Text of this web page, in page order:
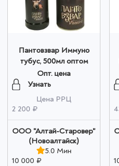
Пантовзвар Иммуно
тубус, 500мл оптом
Опт. цена
Узнать
Цена РРЦ
2 200 ₽
ООО "Алтай-Старовер"
(Новоалтайск)
5.0 Мин
10 000 ₽